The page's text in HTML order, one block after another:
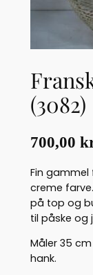
(3082)
700,00
Fin gammel
creme
på top og
til påske og
Måler 35
hank.